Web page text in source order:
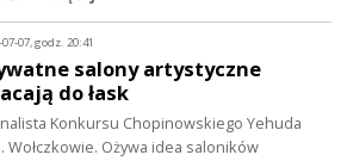
07-07, godz. 20:41
salony artystyczne
do łask
Konkursu Chopinowskiego Yehuda
Ożywa idea saloników